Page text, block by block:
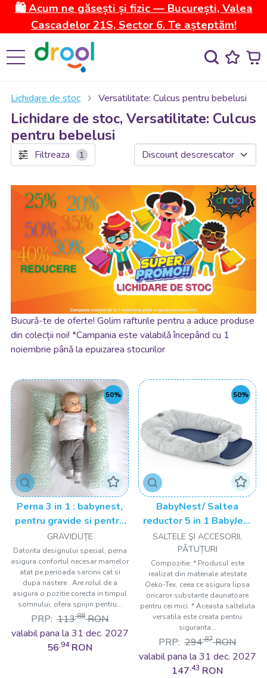
🛍️ Acum ne găsești și fizic — București, Valea
Cascadelor 21S, Sector 6. Te așteptăm!
Lichidare de stoc Versatilitate: Culcus pentru bebelusi
Lichidare de stoc, Versatilitate: Culcus
pentru bebelusi
Filtreaza 1
Bucurǎ-te de oferte! Golim rafturile pentru a aduce produse
din colecții noi! *Campania este valabilǎ începând cu 1
noiembrie pânǎ la epuizarea stocurilor
50%
Perna 3 in 1 : babynest,
pentru gravide si pentru
alaptare in forma de U
BabyJem
GRAVIDUȚE
Datorita designului special, perna
asigura confortul necesar mamelor
atat pe perioada sarcinii cat si
dupa nastere . Are rolul de a
asigura o pozitie corecta in timpul
somnului, ofera sprijin pentru...
PRP: 113,88 RON
valabil pana la 31 dec. 2027
56,94 RON
50%
BabyNest/ Saltea
reductor 5 in 1 BabyJem
Cushion
SALTELE ŞI ACCESORII,
PǍTUȚURI
Compozitie: * Produsul este
realizat din materiale atestate
Oeko-Tex, ceea ce asigura lipsa
oricaror substante daunatoare
pentru cei mici. * Aceasta salteluta
versatila este creata pentru
siguranta...
PRP: 294,87 RON
valabil pana la 31 dec. 2027
147,43 RON